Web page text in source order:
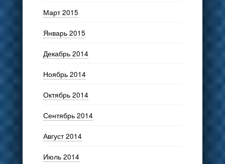
Март 2015
Январь 2015
Декабрь 2014
Ноябрь 2014
Октябрь 2014
Сентябрь 2014
Август 2014
Июль 2014